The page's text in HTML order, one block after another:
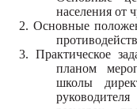
населения от
2. Основные
3. Практическое
планом
школы